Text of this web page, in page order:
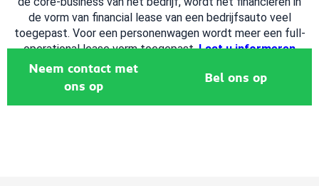
de vorm van financial lease van een bedrijfsauto veel
toegepast. Voor een personenwagen wordt meer een full-
operational lease vorm toegepast.Laat u informeren
over de vele mogelijkheden
Neem contact met
ons op
Bel ons op